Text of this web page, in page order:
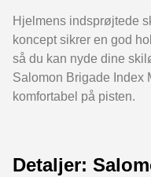
Hjelmens indsprøjtede
koncept sikrer en god
så du kan nyde dine
Salomon Brigade Index
komfortabel på pisten.
Detaljer: